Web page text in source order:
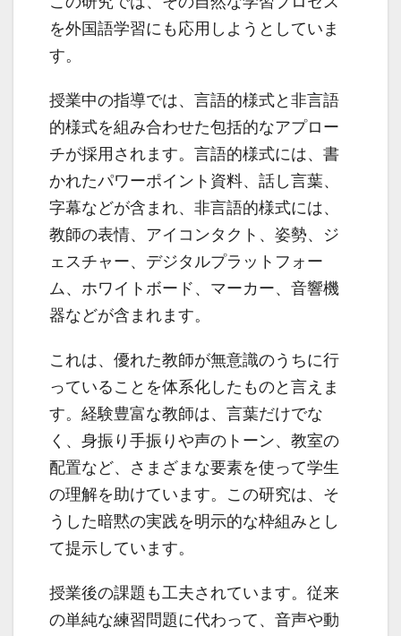
を外国語学習にも応用しようとしていま
す。
授業中の指導では、言語的様式と非言語
的様式を組み合わせた包括的なアプロー
チが採用されます。言語的様式には、書
かれたパワーポイント資料、話し言葉、
字幕などが含まれ、非言語的様式には、
教師の表情、アイコンタクト、姿勢、ジ
ェスチャー、デジタルプラットフォー
ム、ホワイトボード、マーカー、音響機
器などが含まれます。
これは、優れた教師が無意識のうちに行
っていることを体系化したものと言えま
す。経験豊富な教師は、言葉だけでな
く、身振り手振りや声のトーン、教室の
配置など、さまざまな要素を使って学生
の理解を助けています。この研究は、そ
うした暗黙の実践を明示的な枠組みとし
て提示しています。
授業後の課題も工夫されています。従来
の単純な練習問題に代わって、音声や動